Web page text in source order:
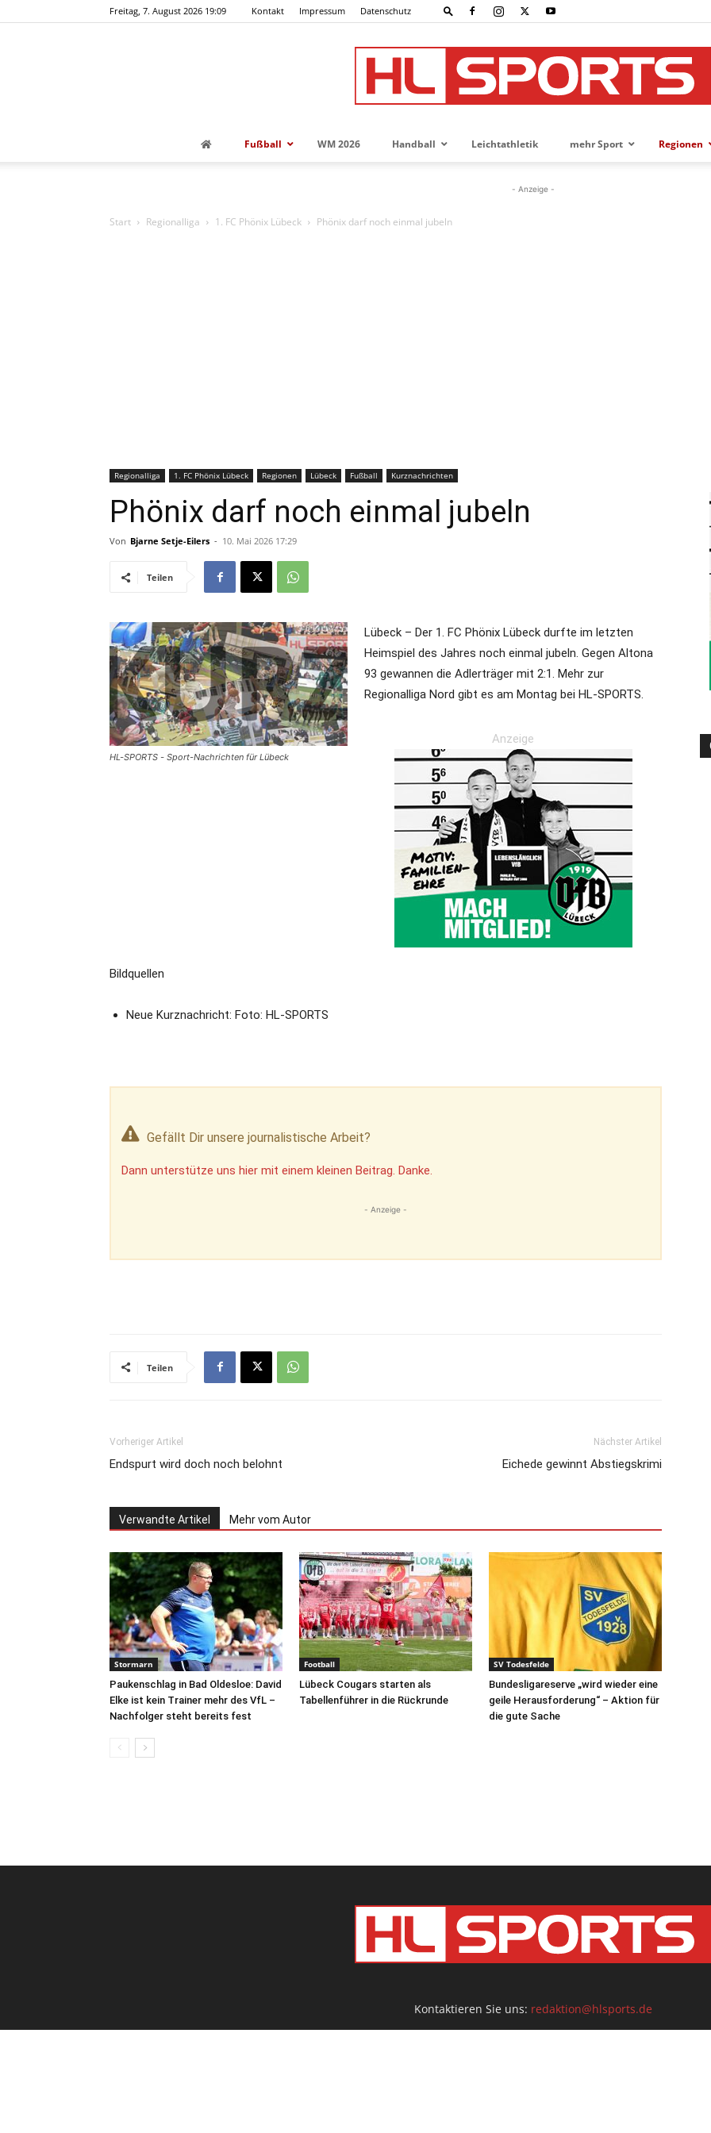
Freitag, 7. August 2026 19:09 Kontakt Impressum Datenschutz
für
die
Region
Fußball WM 2026 Handball Leichtathletik mehr Sport Regionen
- Anzeige -
Start Regionalliga 1. FC Phönix Lübeck Phönix darf noch einmal jubeln
Regionalliga 1. FC Phönix Lübeck Regionen Lübeck Fußball Kurznachrichten
Phönix darf noch einmal jubeln
Von Bjarne Setje-Eilers - 10. Mai 2026 17:29
Teilen
HL-SPORTS - Sport-Nachrichten für Lübeck
Lübeck – Der 1. FC Phönix Lübeck durfte im letzten
Heimspiel des Jahres noch einmal jubeln. Gegen Altona
93 gewannen die Adlerträger mit 2:1. Mehr zur
Regionalliga Nord gibt es am Montag bei HL-SPORTS.
Anzeige
Bildquellen
Neue Kurznachricht: Foto: HL-SPORTS
Gefällt Dir unsere journalistische Arbeit?
Dann unterstütze uns hier mit einem kleinen Beitrag. Danke.
- Anzeige -
Teilen
Vorheriger Artikel
Endspurt wird doch noch belohnt
Nächster Artikel
Eichede gewinnt Abstiegskrimi
Verwandte Artikel Mehr vom Autor
Stormarn
Paukenschlag in Bad Oldesloe: David
Elke ist kein Trainer mehr des VfL –
Nachfolger steht bereits fest
Football
Lübeck Cougars starten als
Tabellenführer in die Rückrunde
SV Todesfelde
Bundesligareserve „wird wieder eine
geile Herausforderung“ – Aktion für
die gute Sache
Kontaktieren Sie uns: redaktion@hlsports.de